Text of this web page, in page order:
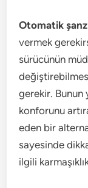
Otomatik
vermek
sürücünün
gerekir. Bunun
konforunu
eden bir
sayesinde
ilgili